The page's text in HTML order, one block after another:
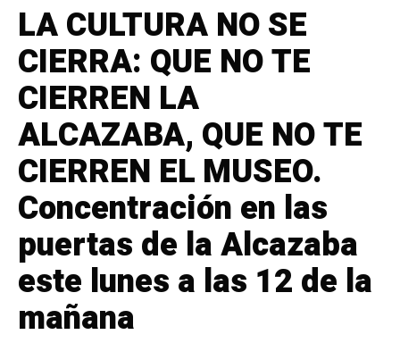
LA CULTURA NO SE
CIERRA: QUE NO TE
CIERREN LA
ALCAZABA, QUE NO TE
CIERREN EL MUSEO.
Concentración en las
puertas de la Alcazaba
este lunes a las 12 de la
mañana